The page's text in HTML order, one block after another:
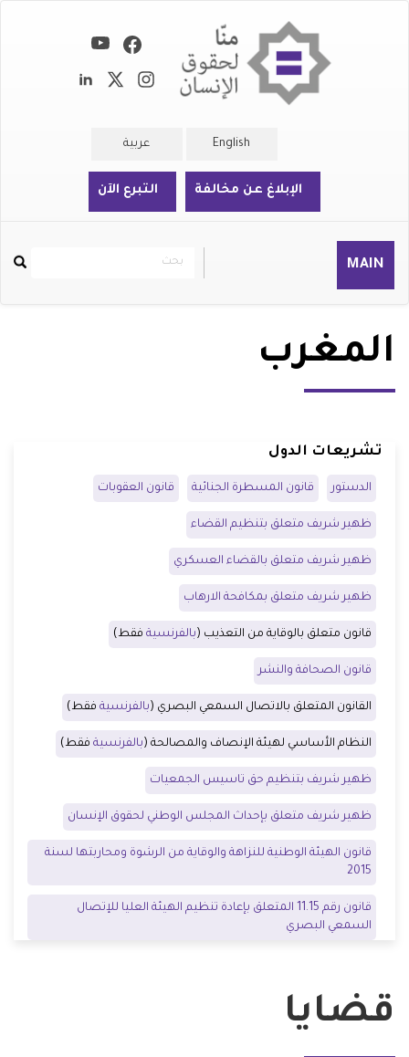
English عربية
الإبلاغ عن مخالفة التبرع الآن
MAIN
Rechercher
بحث
المغرب
تشريعات الدول
الدستور قانون المسطرة الجنائية قانون العقوبات
ظهير شريف متعلق بتنظيم القضاء
ظهير شريف متعلق بالقضاء العسكري
ظهير شريف متعلق بمكافحة الارهاب
قانون متعلق بالوقاية من التعذيب (بالفرنسية فقط)
قانون الصحافة والنشر
القانون المتعلق بالاتصال السمعي البصري (بالفرنسية فقط)
النظام الأساسي لهيئة الإنصاف والمصالحة (بالفرنسية فقط)
ظهير شريف بتنظيم حق تاسيس الجمعيات
ظهير شريف متعلق بإحداث المجلس الوطني لحقوق الإنسان
قانون الهيئة الوطنية للنزاهة والوقاية من الرشوة ومحاربتها لسنة
2015
قانون رقم 11.15 المتعلق بإعادة تنظيم الهيئة العليا للإتصال
السمعي البصري
قضايا